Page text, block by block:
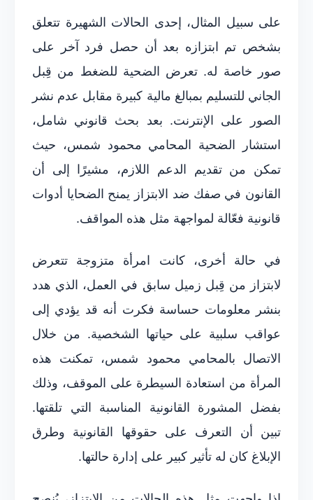
على سبيل المثال، إحدى الحالات الشهيرة تتعلق
بشخص تم ابتزازه بعد أن حصل فرد آخر على
صور خاصة له. تعرض الضحية للضغط من قِبل
الجاني للتسليم بمبالغ مالية كبيرة مقابل عدم نشر
الصور على الإنترنت. بعد بحث قانوني شامل،
استشار الضحية المحامي محمود شمس، حيث
تمكن من تقديم الدعم اللازم، مشيرًا إلى أن
القانون في صفك ضد الابتزاز يمنح الضحايا أدوات
قانونية فعّالة لمواجهة مثل هذه المواقف.
في حالة أخرى، كانت امرأة متزوجة تتعرض
لابتزاز من قِبل زميل سابق في العمل، الذي هدد
بنشر معلومات حساسة فكرت أنه قد يؤدي إلى
عواقب سلبية على حياتها الشخصية. من خلال
الاتصال بالمحامي محمود شمس، تمكنت هذه
المرأة من استعادة السيطرة على الموقف، وذلك
بفضل المشورة القانونية المناسبة التي تلقتها.
تبين أن التعرف على حقوقها القانونية وطرق
الإبلاغ كان له تأثير كبير على إدارة حالتها.